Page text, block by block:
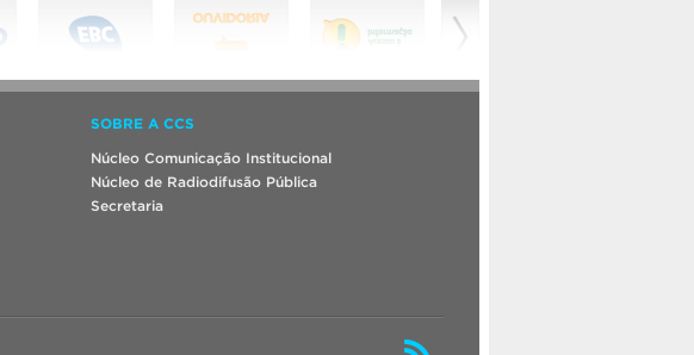
SOBRE A CCS
Núcleo Comunicação Institucional
Núcleo de Radiodifusão Pública
Secretaria